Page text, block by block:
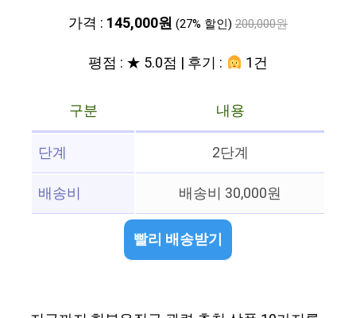
가격 : 145,000원 (27% 할인) 200,000원
평점 : ★ 5.0점 | 후기 : 1건
구분
내용
단계
2단계
배송비
배송비 30,000원
빨리 배송받기